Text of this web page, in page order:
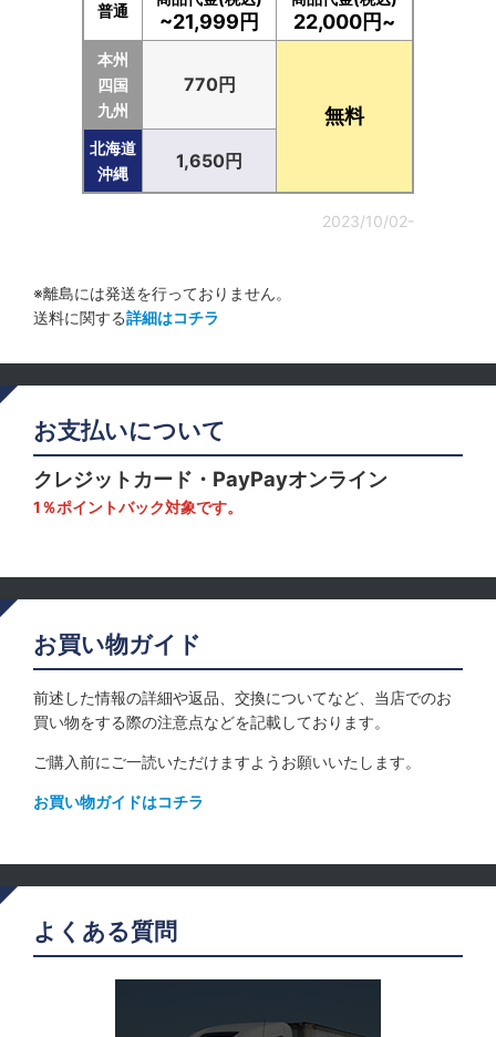
普通 ~21,999円 22,000円~
本州
四国
九州
770円
無料
北海道
沖縄
1,650円
2023/10/02-
※離島には発送を行っておりません。
送料に関する詳細はコチラ
お支払いについて
クレジットカード・PayPayオンライン
1％ポイントバック対象です。
お買い物ガイド
前述した情報の詳細や返品、交換についてなど、当店でのお
買い物をする際の注意点などを記載しております。
ご購入前にご一読いただけますようお願いいたします。
お買い物ガイドはコチラ
よくある質問